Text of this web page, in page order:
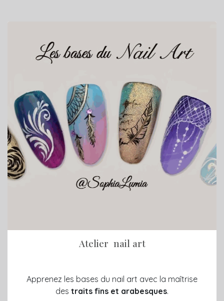
Atelier nail art
Apprenez les bases du nail art avec la maîtrise
des traits fins et arabesques.